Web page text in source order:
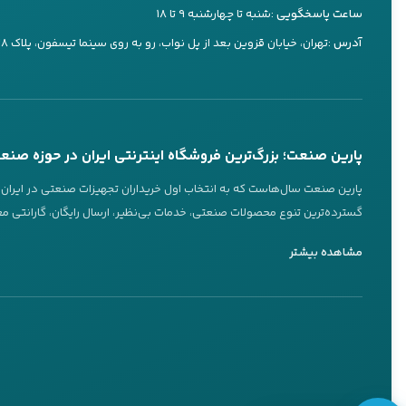
مزیت فرز
کارهای دقیق
کاهش
ساعت پاسخگویی :شنبه تا چهارشنبه ۹ تا ۱۸
آدرس :تهران، خیابان قزوین بعد از پل نواب، رو به روی سینما تیسفون، پلاک ۷۳۸
پارین صنعت؛ بزرگ‌ترین فروشگاه اینترنتی ایران در حوزه
پارین صنعت سال‌هاست که به انتخاب اول خریداران تجهیزات صنعتی در
گسترده‌ترین تنوع محصولات صنعتی، خدمات بی‌نظیر، ارسال رایگان، گارانتی
ویژگی‌های برجسته پارین صنعت
مشاهده بیشتر
09197660249
تماس تلفنی در ساعات کاری
کانال بله